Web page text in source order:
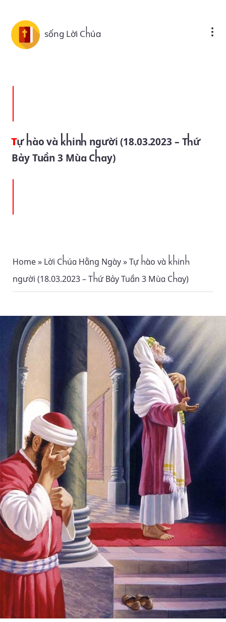
sống Lời Chúa
Tự hào và khinh người (18.03.2023 – Thứ
Bảy Tuần 3 Mùa Chay)
Home» Lời Chúa Hằng Ngày» Tự hào và khinh
người (18.03.2023 – Thứ Bảy Tuần 3 Mùa Chay)